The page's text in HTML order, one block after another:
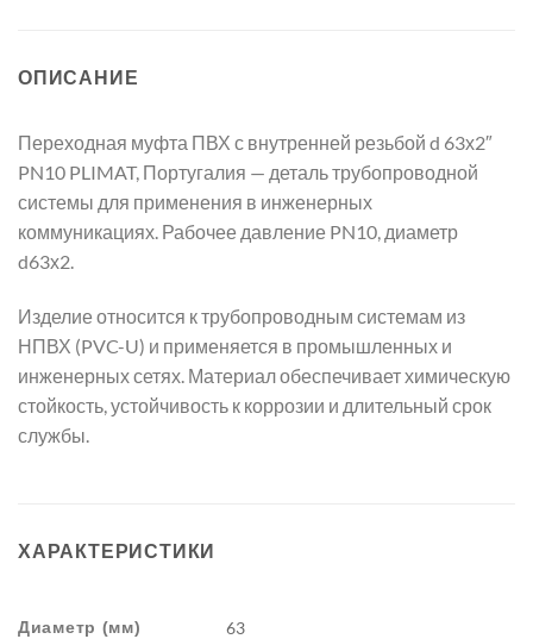
ОПИСАНИЕ
Переходная муфта ПВХ с внутренней резьбой d 63х2″
PN10 PLIMAT, Португалия — деталь трубопроводной
системы для применения в инженерных
коммуникациях. Рабочее давление PN10, диаметр
d63х2.
Изделие относится к трубопроводным системам из
НПВХ (PVC-U) и применяется в промышленных и
инженерных сетях. Материал обеспечивает химическую
стойкость, устойчивость к коррозии и длительный срок
службы.
ХАРАКТЕРИСТИКИ
Диаметр (мм) 63